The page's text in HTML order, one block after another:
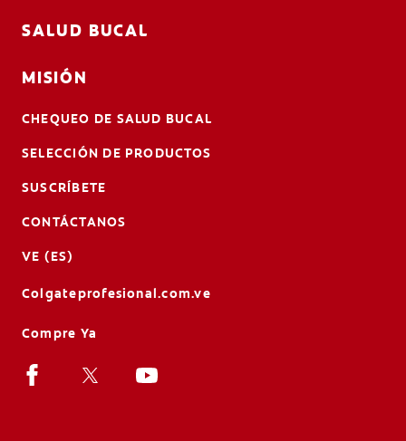
SALUD BUCAL
MISIÓN
CHEQUEO DE SALUD BUCAL
SELECCIÓN DE PRODUCTOS
SUSCRÍBETE
CONTÁCTANOS
VE (ES)
Colgateprofesional.com.ve
Compre Ya